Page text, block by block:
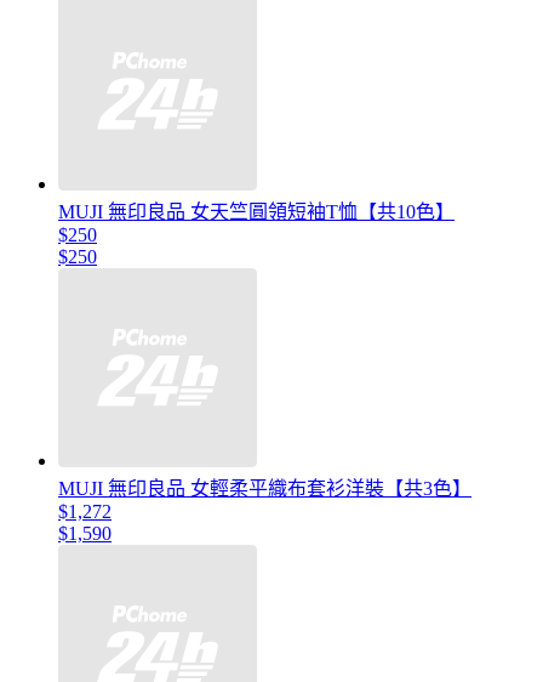
MUJI 無印良品 女天竺圓領短袖T恤【共10色】
$250
$250
MUJI 無印良品 女輕柔平織布套衫洋裝【共3色】
$1,272
$1,590